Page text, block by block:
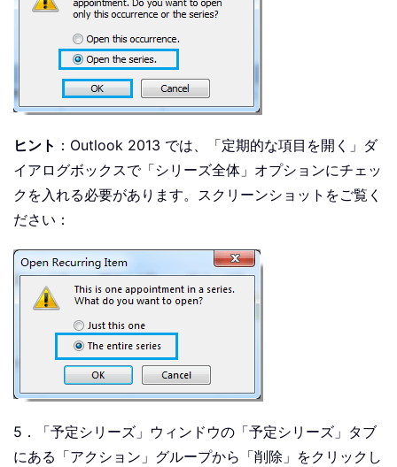
ヒント ：Outlook 2013 では、「定期的な項目を開く」ダ
イアログボックスで「シリーズ全体」オプションにチェッ
クを入れる必要があります。スクリーンショットをご覧く
ださい：
5．「予定シリーズ」ウィンドウの「予定シリーズ」タブ
にある「アクション」グループから「削除」をクリックし